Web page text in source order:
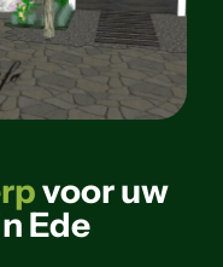
voor uw
Ede